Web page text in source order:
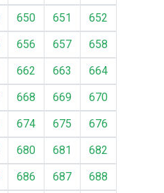
650 651
652
656 657
658
662 663
664
668 669
670
674 675
676
680 681
682
686 687
688